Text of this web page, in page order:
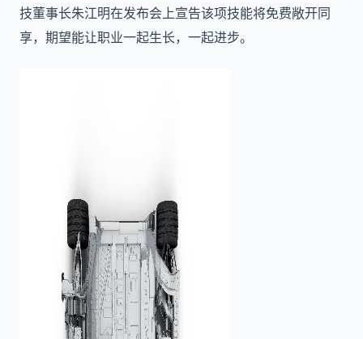
技董事长朱江明在发布会上宣告该项技能将免费敞开同
享，期望能让职业一起生长，一起进步。